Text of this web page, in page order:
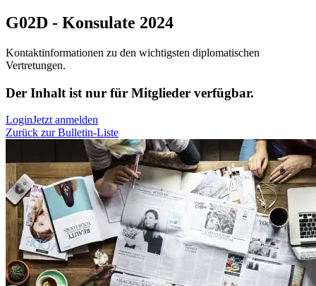
G02D - Konsulate 2024
Kontaktinformationen zu den wichtigsten diplomatischen
Vertretungen.
Der Inhalt ist nur für Mitglieder verfügbar.
LoginJetzt anmelden
Zurück zur Bulletin-Liste